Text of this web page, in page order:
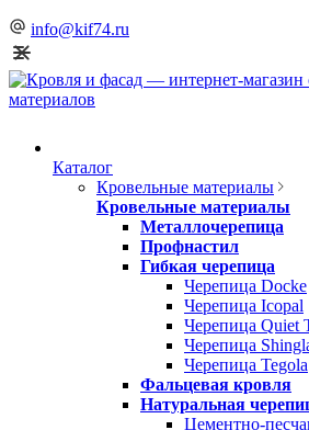
info@kif74.ru
Каталог
Кровельные материалы
Кровельные материалы
Металлочерепица
Профнастил
Гибкая черепица
Черепица Docke
Черепица Icopal
Черепица Quiet
Черепица
Черепица Tegola
Фальцевая кровля
Натуральная
Цементно-